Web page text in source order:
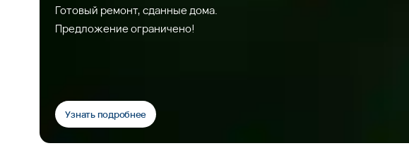
Готовый ремонт, сданные дома.
Предложение ограничено!
Узнать подробнее